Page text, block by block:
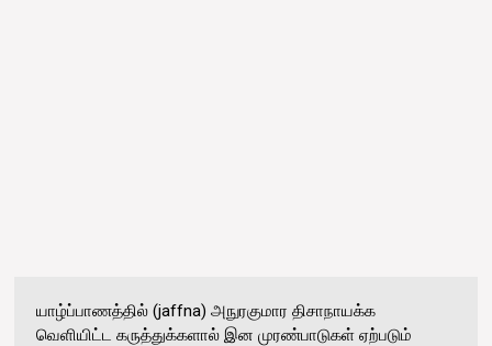
யாழ்ப்பாணத்தில் (jaffna) அநுரகுமார திசாநாயக்க
வெளியிட்ட கருத்துக்களால் இன முரண்பாடுகள் ஏற்படும்